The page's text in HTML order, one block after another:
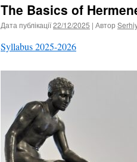
The Basics of
Дата публікації22/12/2025 | Автор
Syllabus 2025-2026